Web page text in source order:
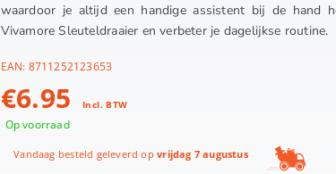
waardoor je altijd een handige assistent bij de hand
Vivamore Sleuteldraaier en verbeter je dagelijkse routine.
EAN: 8711252123653
€6.95 Incl. BTW
Op voorraad
Vandaag besteld geleverd op vrijdag 7 augustus